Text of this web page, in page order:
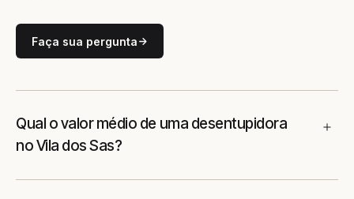
Faça sua pergunta
Qual o valor médio de uma desentupidora
no Vila dos Sas?